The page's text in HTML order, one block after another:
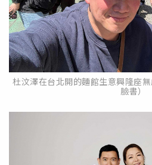
杜汶澤在台北開的麵館生意興隆座
臉書）